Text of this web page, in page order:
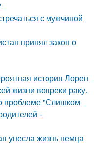
с мужчиной
принял закон о
история Лорен
жизни вопреки раку.
проблеме "Слишком
-
унесла жизнь немца